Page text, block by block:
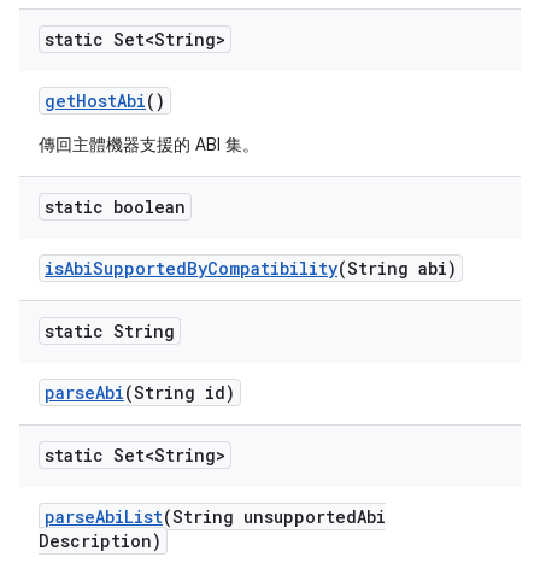
static Set<String>
getHostAbi()
傳回主體機器支援的 ABI 集。
static boolean
isAbiSupportedByCompatibility(String abi)
static String
parseAbi(String id)
static Set<String>
parseAbiList(String unsupportedAbi
Description)